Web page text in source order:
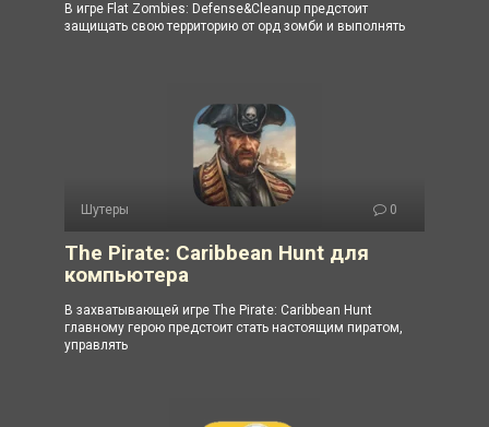
В игре Flat Zombies: Defense&Cleanup предстоит
защищать свою территорию от орд зомби и выполнять
Шутеры 0
The Pirate: Caribbean Hunt для
компьютера
В захватывающей игре The Pirate: Caribbean Hunt
главному герою предстоит стать настоящим пиратом,
управлять